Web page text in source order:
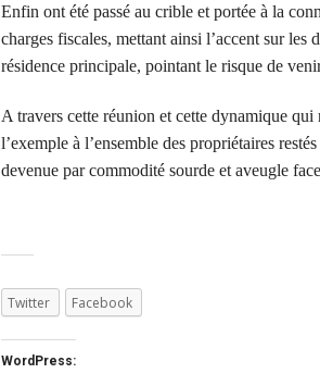
Enfin ont été passé au crible et portée à la
charges fiscales, mettant ainsi l’accent sur les
résidence principale, pointant le risque de
A travers cette réunion et cette dynamique
l’exemple à l’ensemble des propriétaires
devenue par commodité sourde et aveugle
Twitter Facebook
WordPress: